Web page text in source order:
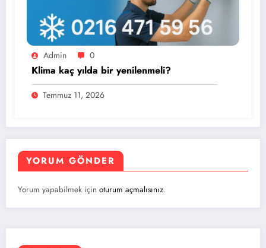
Admin 0
Klima kaç yılda bir yenilenmeli?
Temmuz 11, 2026
YORUM GÖNDER
Yorum yapabilmek için oturum açmalısınız.